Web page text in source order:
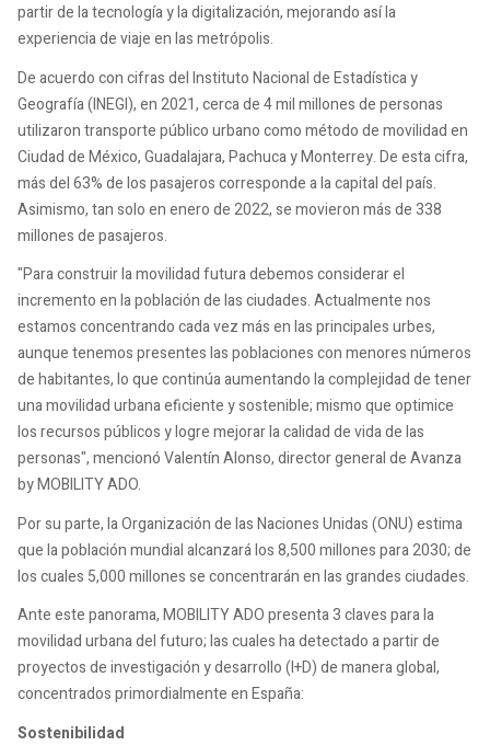
partir de la tecnología y la digitalización, mejorando así la
experiencia de viaje en las metrópolis.
De acuerdo con cifras del Instituto Nacional de Estadística y
Geografía (INEGI), en 2021, cerca de 4 mil millones de personas
utilizaron transporte público urbano como método de movilidad en
Ciudad de México, Guadalajara, Pachuca y Monterrey. De esta cifra,
más del 63% de los pasajeros corresponde a la capital del país.
Asimismo, tan solo en enero de 2022, se movieron más de 338
millones de pasajeros.
"Para construir la movilidad futura debemos considerar el
incremento en la población de las ciudades. Actualmente nos
estamos concentrando cada vez más en las principales urbes,
aunque tenemos presentes las poblaciones con menores números
de habitantes, lo que continúa aumentando la complejidad de tener
una movilidad urbana eficiente y sostenible; mismo que optimice
los recursos públicos y logre mejorar la calidad de vida de las
personas", mencionó Valentín Alonso, director general de Avanza
by MOBILITY ADO.
Por su parte, la Organización de las Naciones Unidas (ONU) estima
que la población mundial alcanzará los 8,500 millones para 2030; de
los cuales 5,000 millones se concentrarán en las grandes ciudades.
Ante este panorama, MOBILITY ADO presenta 3 claves para la
movilidad urbana del futuro; las cuales ha detectado a partir de
proyectos de investigación y desarrollo (I+D) de manera global,
concentrados primordialmente en España:
Sostenibilidad